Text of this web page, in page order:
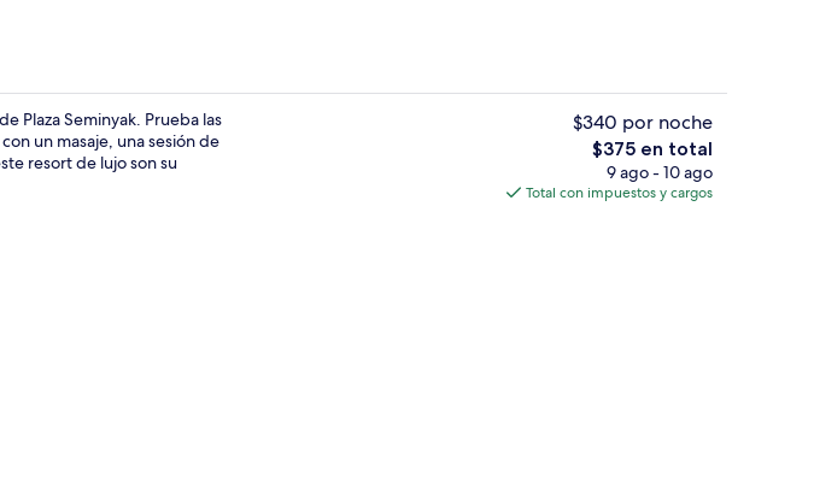
Amenidades de baño de diseñador, secadora de cabello, batas, pantuflas
Tina de hidromasaje privada
Plaza Seminyak. Prueba las
un masaje, una sesión de
resort de lujo son su
$340 por noche
El
precio
total
$375 en total
9 ago - 10 ago
Total con impuestos y cargos